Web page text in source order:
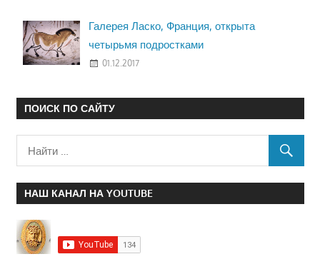
Галерея Ласко, Франция, открыта
четырьмя подростками
01.12.2017
ПОИСК ПО САЙТУ
НАШ КАНАЛ НА YOUTUBE